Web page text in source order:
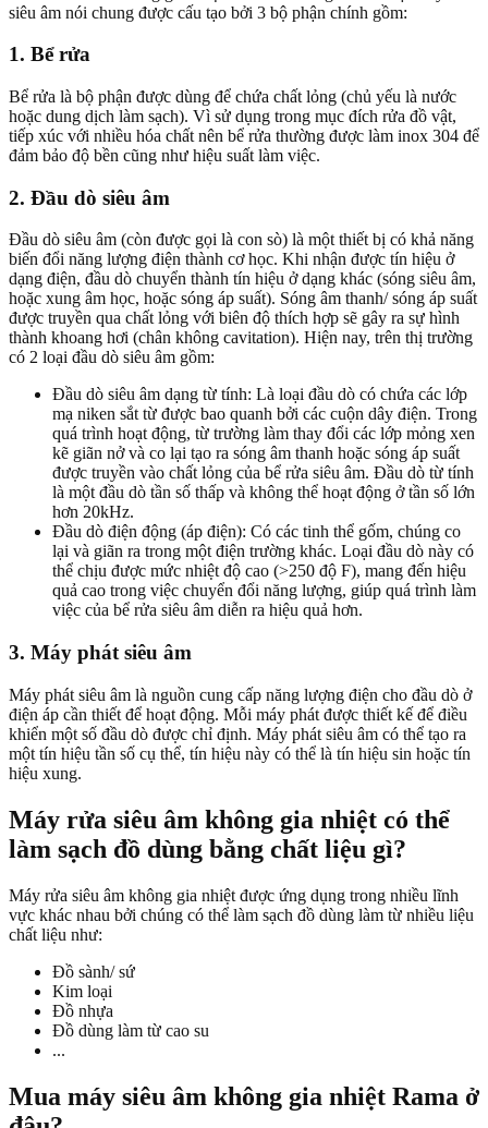
siêu âm nói chung được cấu tạo bởi 3 bộ phận chính gồm:
1. Bể rửa
Bể rửa là bộ phận được dùng để chứa chất lỏng (chủ yếu là nước
hoặc dung dịch làm sạch). Vì sử dụng trong mục đích rửa đồ vật,
tiếp xúc với nhiều hóa chất nên bể rửa thường được làm inox 304 để
đảm bảo độ bền cũng như hiệu suất làm việc.
2. Đầu dò siêu âm
Đầu dò siêu âm (còn được gọi là con sò) là một thiết bị có khả năng
biến đổi năng lượng điện thành cơ học. Khi nhận được tín hiệu ở
dạng điện, đầu dò chuyển thành tín hiệu ở dạng khác (sóng siêu âm,
hoặc xung âm học, hoặc sóng áp suất). Sóng âm thanh/ sóng áp suất
được truyền qua chất lỏng với biên độ thích hợp sẽ gây ra sự hình
thành khoang hơi (chân không cavitation). Hiện nay, trên thị trường
có 2 loại đầu dò siêu âm gồm:
Đầu dò siêu âm dạng từ tính: Là loại đầu dò có chứa các lớp
mạ niken sắt từ được bao quanh bởi các cuộn dây điện. Trong
quá trình hoạt động, từ trường làm thay đổi các lớp mỏng xen
kẽ giãn nở và co lại tạo ra sóng âm thanh hoặc sóng áp suất
được truyền vào chất lỏng của bể rửa siêu âm. Đầu dò từ tính
là một đầu dò tần số thấp và không thể hoạt động ở tần số lớn
hơn 20kHz.
Đầu dò điện động (áp điện): Có các tinh thể gốm, chúng co
lại và giãn ra trong một điện trường khác. Loại đầu dò này có
thể chịu được mức nhiệt độ cao (>250 độ F), mang đến hiệu
quả cao trong việc chuyển đổi năng lượng, giúp quá trình làm
việc của bể rửa siêu âm diễn ra hiệu quả hơn.
3. Máy phát siêu âm
Máy phát siêu âm là nguồn cung cấp năng lượng điện cho đầu dò ở
điện áp cần thiết để hoạt động. Mỗi máy phát được thiết kế để điều
khiển một số đầu dò được chỉ định. Máy phát siêu âm có thể tạo ra
một tín hiệu tần số cụ thể, tín hiệu này có thể là tín hiệu sin hoặc tín
hiệu xung.
Máy rửa siêu âm không gia nhiệt có thể
làm sạch đồ dùng bằng chất liệu gì?
Máy rửa siêu âm không gia nhiệt được ứng dụng trong nhiều lĩnh
vực khác nhau bởi chúng có thể làm sạch đồ dùng làm từ nhiều liệu
chất liệu như:
Đồ sành/ sứ
Kim loại
Đồ nhựa
Đồ dùng làm từ cao su
...
Mua máy siêu âm không gia nhiệt Rama ở